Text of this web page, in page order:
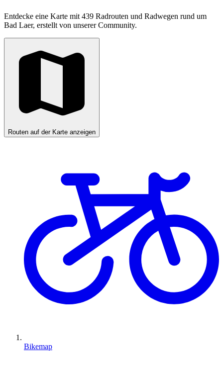
Entdecke eine Karte mit 439 Radrouten und Radwegen rund um
Bad Laer, erstellt von unserer Community.
Routen auf der Karte anzeigen
Bikemap